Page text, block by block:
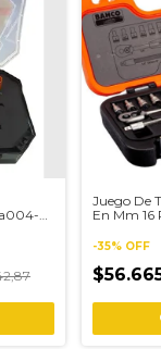
Juego De
En Mm 16
-35% OFF